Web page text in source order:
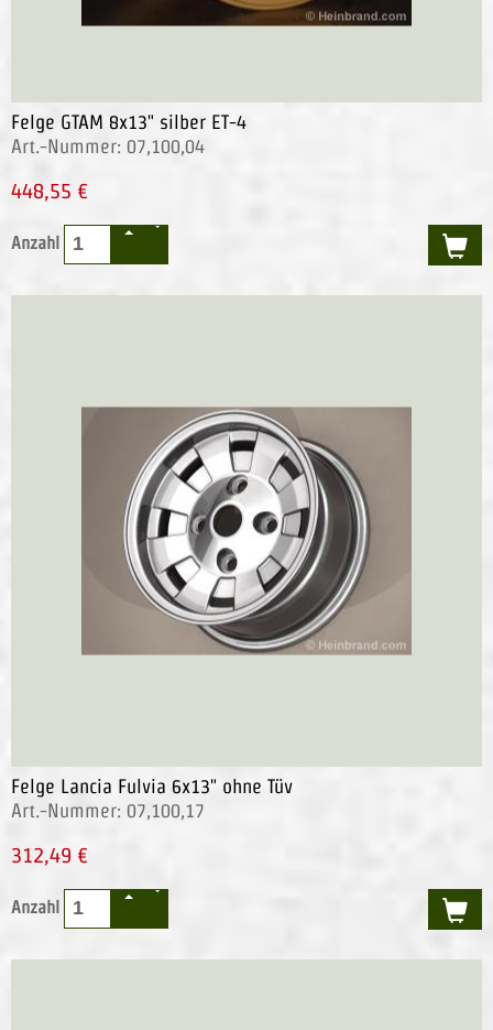
Felge GTAM 8x13" silber ET-4
Art.-Nummer: 07,100,04
448,55 €
Anzahl
Felge Lancia Fulvia 6x13" ohne Tüv
Art.-Nummer: 07,100,17
312,49 €
Anzahl